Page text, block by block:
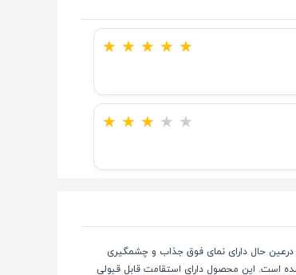
★ ★ ★ ★ ★
★ ★ ★ ★ ★
دارند ولی درعین حال دارای نمای فوق جذاب و چشمگیری
است. این محصول دارای استقامت قابل قبولی